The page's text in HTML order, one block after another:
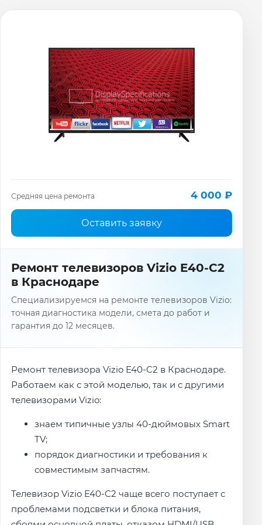
Средняя цена ремонта 4 000 ₽
Оставить заявку
Ремонт телевизоров Vizio E40-C2
в Краснодаре
Специализируемся на ремонте телевизоров Vizio:
точная диагностика модели, смета до работ и
гарантия до 12 месяцев.
Ремонт телевизора Vizio E40-C2 в Краснодаре.
Работаем как с этой моделью, так и с другими
телевизорами Vizio:
знаем типичные узлы 40-дюймовых Smart
TV;
порядок диагностики и требования к
совместимым запчастям.
Телевизор Vizio E40-C2 чаще всего поступает с
проблемами подсветки и блока питания,